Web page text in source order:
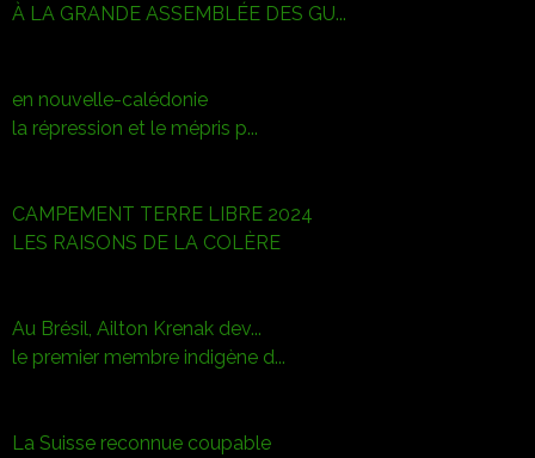
À LA GRANDE ASSEMBLÉE DES GU...
en nouvelle-calédonie
la répression et le mépris p...
CAMPEMENT TERRE LIBRE 2024
LES RAISONS DE LA COLÈRE
Au Brésil, Ailton Krenak dev...
le premier membre indigène d...
La Suisse reconnue coupable